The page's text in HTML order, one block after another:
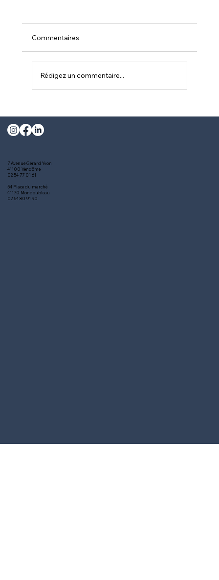
Commentaires
Rédigez un commentaire...
Contact
7 Avenue Gérard Yvon
41100 Vendôme
02 54 77 01 61
54 Place du marché
41170 Mondoubleau
02 54 80 91 90